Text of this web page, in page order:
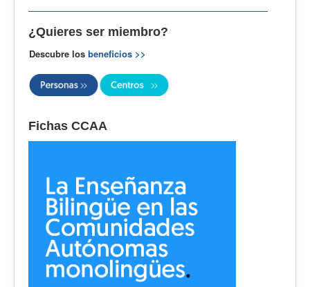
CIEB
Contacto
¿Quieres ser miembro?
Descubre los beneficios >>
Fichas CCAA